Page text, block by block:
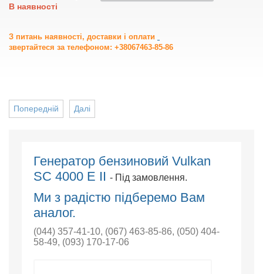
В наявності
З питань наявності, доставки і оплати
звертайтеся за телефоном: +38067463-85-86
Далі
Попередній
Генератор бензиновий Vulkan
SC 4000 E II - Під замовлення.
Ми з радістю підберемо Вам
аналог.
(044) 357-41-10, (067) 463-85-86, (050) 404-
58-49, (093) 170-17-06